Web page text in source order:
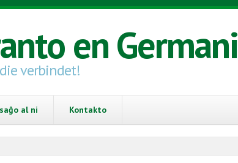
en
verbindet!
al ni Kontakto